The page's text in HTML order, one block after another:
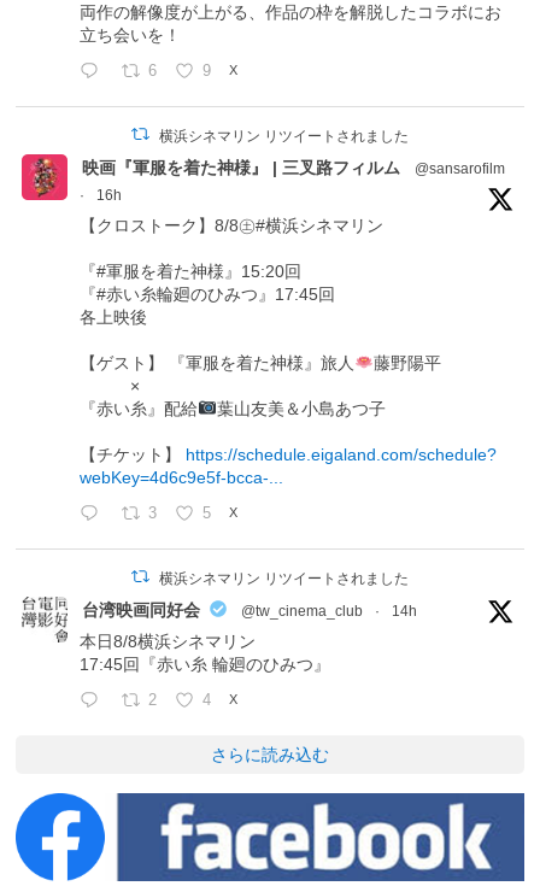
両作の解像度が上がる、作品の枠を解脱したコラボにお
立ち会いを！
6 9 X
横浜シネマリン リツイートされました
映画『軍服を着た神様』 | 三叉路フィルム
@sansarofilm
·
16h
【クロストーク】8/8㊏#横浜シネマリン
『#軍服を着た神様』15:20回
『#赤い糸輪廻のひみつ』17:45回
各上映後
【ゲスト】 『軍服を着た神様』旅人
藤野陽平
×
『赤い糸』配給
葉山友美＆小島あつ子
【チケット】 https://schedule.eigaland.com/schedule?
webKey=4d6c9e5f-bcca-...
3 5 X
横浜シネマリン リツイートされました
台湾映画同好会 @tw_cinema_club · 14h
本日8/8横浜シネマリン
17:45回『赤い糸 輪廻のひみつ』
2 4 X
さらに読み込む